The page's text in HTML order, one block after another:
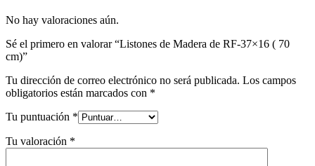
No hay valoraciones aún.
Sé el primero en valorar “Listones de Madera de RF-37×16 ( 70
cm)”
Tu dirección de correo electrónico no será publicada. Los campos
obligatorios están marcados con *
Tu puntuación *
Tu valoración *